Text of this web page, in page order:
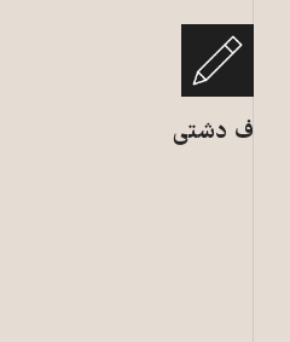
ف دشتی